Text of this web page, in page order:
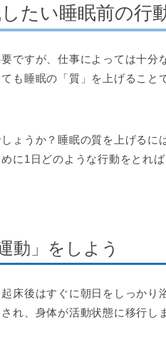
たい睡眠前の行
ですが、仕事によっては十分
も睡眠の「質」を上げること
ょうか？睡眠の質を上げるに
に1日どのような行動をとれ
動」をしよう
床後はすぐに朝日をしっかり
れ、身体が活動状態に移行し